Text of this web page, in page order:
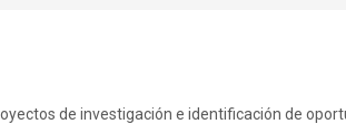
de investigación e identificación de